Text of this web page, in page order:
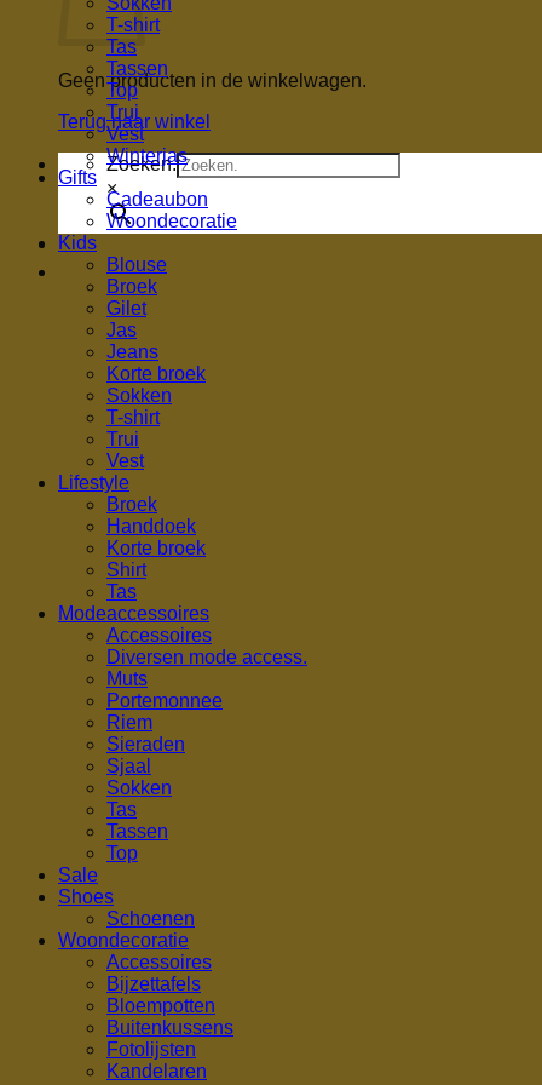
Geen producten in de winkelwagen.
Terug naar winkel
Zoeken.
×
T-shirt
Tas
Tassen
Top
Trui
Vest
Winterjas
Gifts
Cadeaubon
Woondecoratie
Kids
Blouse
Broek
Gilet
Jas
Jeans
Korte broek
Sokken
T-shirt
Trui
Vest
Lifestyle
Broek
Handdoek
Korte broek
Shirt
Tas
Modeaccessoires
Accessoires
Diversen mode access.
Muts
Portemonnee
Riem
Sieraden
Sjaal
Sokken
Tas
Tassen
Top
Sale
Shoes
Schoenen
Woondecoratie
Accessoires
Bijzettafels
Bloempotten
Buitenkussens
Fotolijsten
Kandelaren